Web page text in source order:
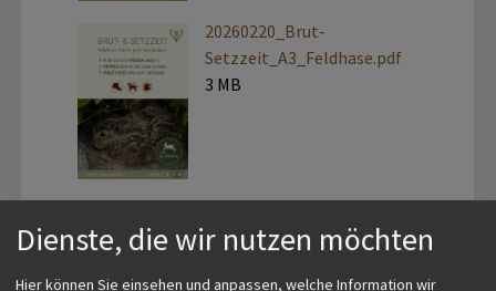
20260220_Brut-
Setzzeit_A3_Feldhase.pdf
3 MB
Setzzeit_A3_Rebhuhn.pdf
Dienste, die wir nutzen möchten
Hier können Sie einsehen und anpassen, welche Information wir